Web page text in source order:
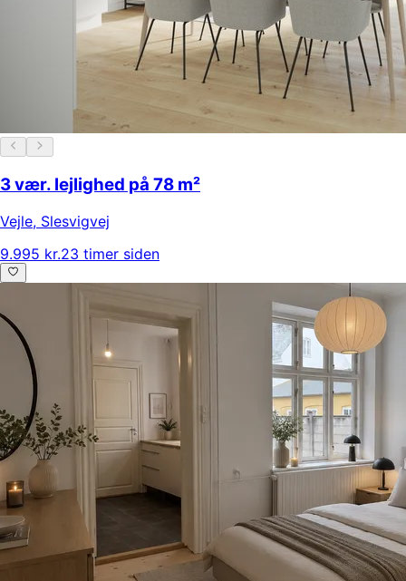
3 vær. lejlighed på 78 m²
Vejle, Slesvigvej
9.995 kr.23 timer siden